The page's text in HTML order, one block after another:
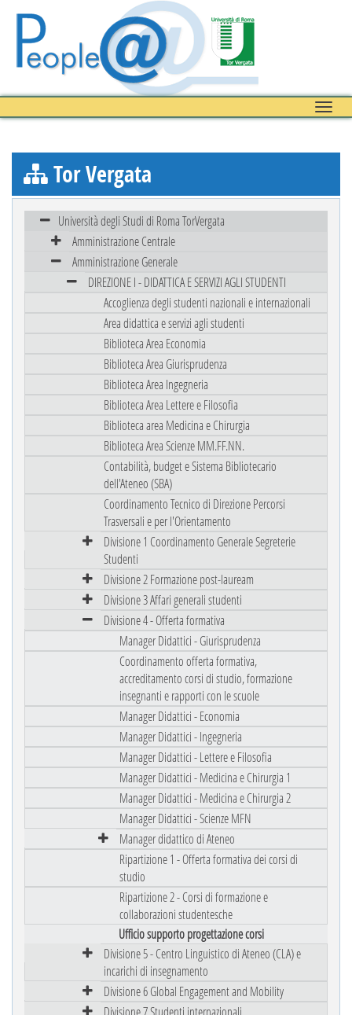
Toggle
Tor Vergata
Università degli Studi di Roma TorVergata
Amministrazione Centrale
Amministrazione Generale
DIREZIONE I - DIDATTICA E SERVIZI AGLI STUDENTI
Accoglienza degli studenti nazionali e internazionali
Area didattica e servizi agli studenti
Biblioteca Area Economia
Biblioteca Area Giurisprudenza
Biblioteca Area Ingegneria
Biblioteca Area Lettere e Filosofia
Biblioteca area Medicina e Chirurgia
Biblioteca Area Scienze MM.FF.NN.
Contabilità, budget e Sistema Bibliotecario
dell'Ateneo (SBA)
Coordinamento Tecnico di Direzione Percorsi
Trasversali e per l'Orientamento
Divisione 1 Coordinamento Generale Segreterie
Studenti
Divisione 2 Formazione post-lauream
Divisione 3 Affari generali studenti
Divisione 4 - Offerta formativa
Manager Didattici - Giurisprudenza
Coordinamento offerta formativa,
accreditamento corsi di studio, formazione
insegnanti e rapporti con le scuole
Manager Didattici - Economia
Manager Didattici - Ingegneria
Manager Didattici - Lettere e Filosofia
Manager Didattici - Medicina e Chirurgia 1
Manager Didattici - Medicina e Chirurgia 2
Manager Didattici - Scienze MFN
Manager didattico di Ateneo
Ripartizione 1 - Offerta formativa dei corsi di
studio
Ripartizione 2 - Corsi di formazione e
collaborazioni studentesche
Ufficio supporto progettazione corsi
Divisione 5 - Centro Linguistico di Ateneo (CLA) e
incarichi di insegnamento
Divisione 6 Global Engagement and Mobility
Divisione 7 Studenti internazionali